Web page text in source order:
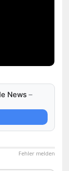
News –
Fehler melden